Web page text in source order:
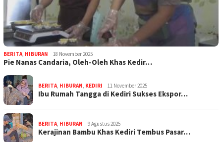
BERITA, HIBURAN 18 November 2025
Pie Nanas Candaria, Oleh-Oleh Khas Kedir…
BERITA, HIBURAN, KEDIRI 11 November 2025
Ibu Rumah Tangga di Kediri Sukses Ekspor…
BERITA, HIBURAN 9 Agustus 2025
Kerajinan Bambu Khas Kediri Tembus Pasar…